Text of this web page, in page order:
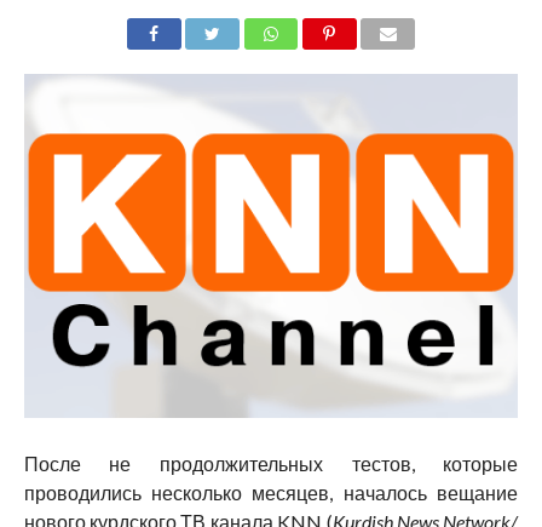
После не продолжительных тестов, которые
проводились несколько месяцев, началось вещание
нового курдского ТВ канала KNN (Kurdish News Network/